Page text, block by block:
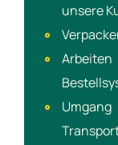
unsere